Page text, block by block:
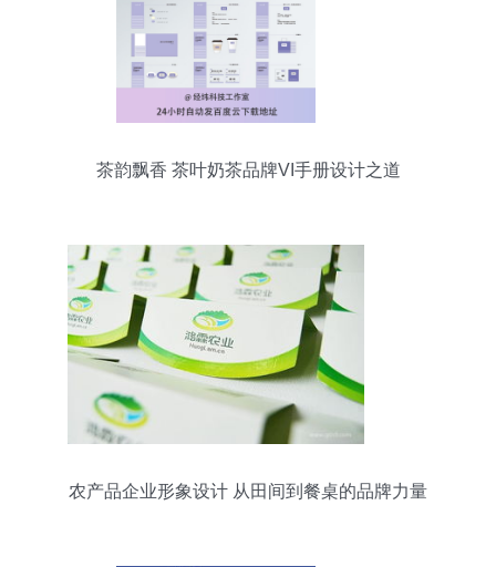
茶韵飘香 茶叶奶茶品牌VI手册设计之道
农产品企业形象设计 从田间到餐桌的品牌力量